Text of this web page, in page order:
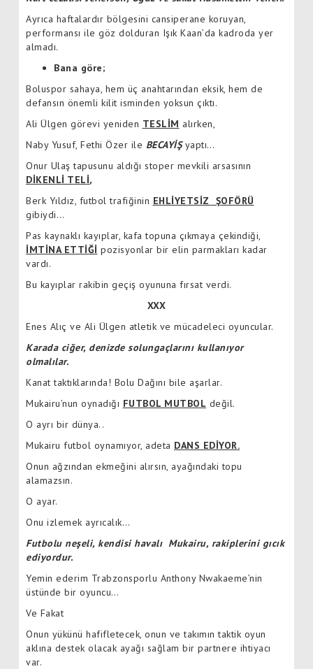
Ayrıca haftalardır bölgesini cansiperane koruyan,
performansı ile göz dolduran Işık Kaan’da kadroda yer
almadı.
Bana göre;
Boluspor sahaya, hem üç anahtarından eksik, hem de
defansın önemli kilit isminden yoksun çıktı.
Ali Ülgen görevi yeniden TESLİM alırken,
Naby Yusuf, Fethi Özer ile BECAYİŞyaptı…
Onur Ulaş tapusunu aldığı stoper mevkili arsasının
DİKENLİ TELİ,
Berk Yıldız, futbol trafiğinin EHLİYETSİZ ŞOFÖRÜ
gibiydi…
Pas kaynaklı kayıplar, kafa topuna çıkmaya çekindiği,
İMTİNA ETTİĞİ pozisyonlar bir elin parmakları kadar
vardı.
Bu kayıplar rakibin geçiş oyununa fırsat verdi.
XXX
Enes Alıç ve Ali Ülgen atletik ve mücadeleci oyuncular.
Karada ciğer, denizde solungaçlarını kullanıyor
olmalılar.
Kanat taktıklarında! Bolu Dağını bile aşarlar.
Mukairu’nun oynadığı FUTBOL MUTBOL değil.
O ayrı bir dünya..
Mukairu futbol oynamıyor, adeta DANS EDİYOR.
Onun ağzından ekmeğini alırsın, ayağındaki topu
alamazsın.
O ayar.
Onu izlemek ayrıcalık…
Futbolu neşeli, kendisi havalı Mukairu, rakiplerini gıcık
ediyordur.
Yemin ederim Trabzonsporlu Anthony Nwakaeme’nin
üstünde bir oyuncu…
Ve Fakat
Onun yükünü hafifletecek, onun ve takımın taktik oyun
aklına destek olacak ayağı sağlam bir partnere ihtiyacı
var.